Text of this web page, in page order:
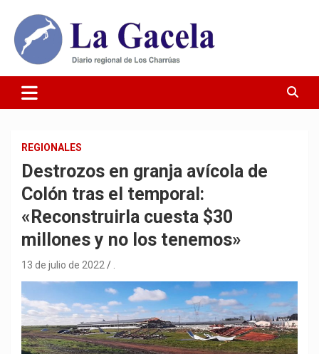
contenido
Diario La Gacela
REGIONALES
Destrozos en granja avícola de
Colón tras el temporal:
«Reconstruirla cuesta $30
millones y no los tenemos»
13 de julio de 2022